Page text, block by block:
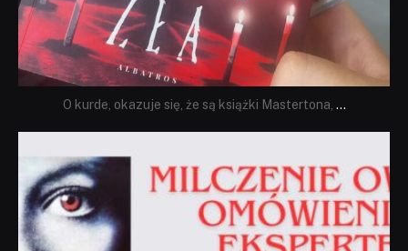
O kurde, okazuje się, że są książki Mastertona, ...